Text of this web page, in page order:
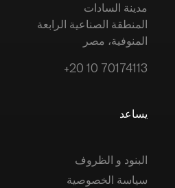
مدينة السادات
المنطقة الصناعية الرابعة
المنوفية، مصر
+20 10 70174113
يساعد
البنود و الظروف
سياسة الخصوصية